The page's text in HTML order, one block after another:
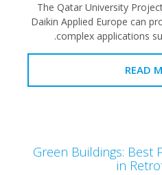
The Qatar University
Daikin Applied Europe
complex
Green Buildings:
in